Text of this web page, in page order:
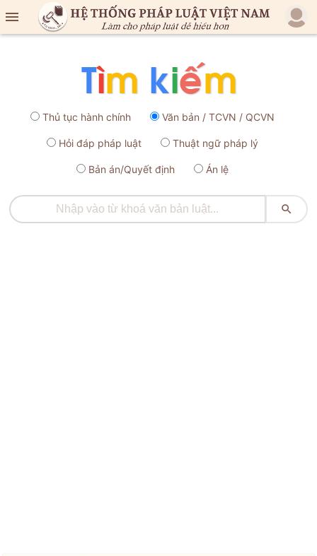

Thủ tục hành chính Văn bản / TCVN / QCVN
Hỏi đáp pháp luật Thuật ngữ pháp lý
Bản án/Quyết định Án lệ
